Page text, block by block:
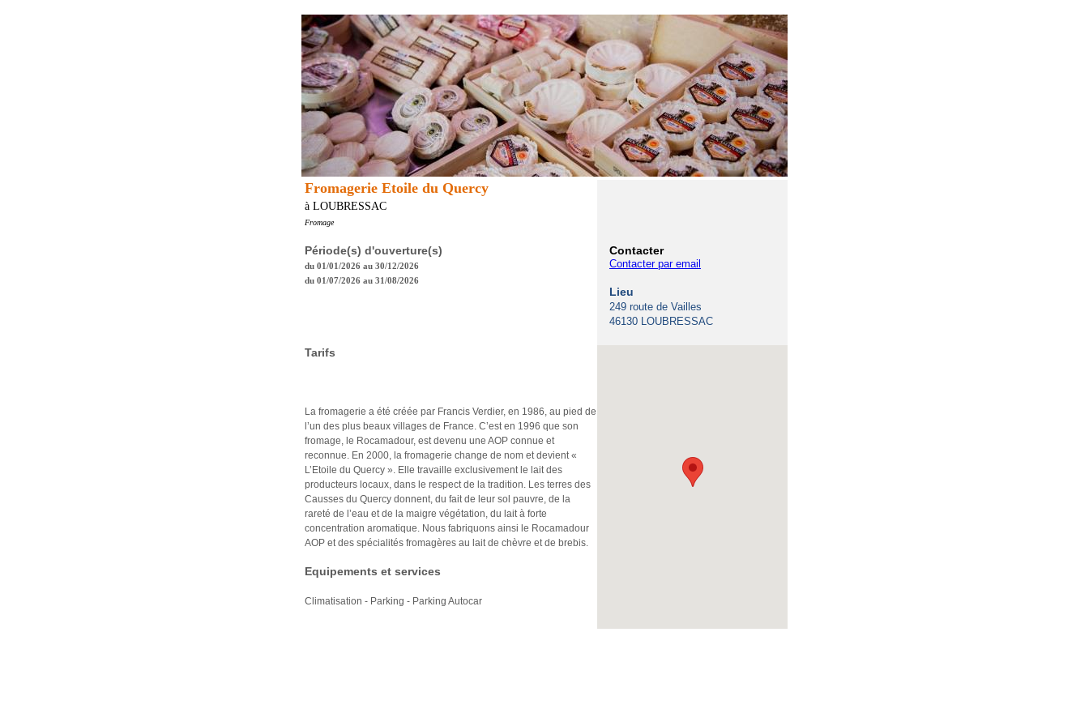
Fromagerie Etoile du Quercy
à LOUBRESSAC
Fromage
Période(s) d'ouverture(s)
du 01/01/2026 au 30/12/2026
du 01/07/2026 au 31/08/2026
Contacter
Contacter par email
Lieu
249 route de Vailles
46130 LOUBRESSAC
Tarifs
La fromagerie a été créée par Francis Verdier, en 1986, au pied de
l’un des plus beaux villages de France. C’est en 1996 que son
fromage, le Rocamadour, est devenu une AOP connue et
reconnue. En 2000, la fromagerie change de nom et devient «
L’Etoile du Quercy ». Elle travaille exclusivement le lait des
producteurs locaux, dans le respect de la tradition. Les terres des
Causses du Quercy donnent, du fait de leur sol pauvre, de la
rareté de l’eau et de la maigre végétation, du lait à forte
concentration aromatique. Nous fabriquons ainsi le Rocamadour
AOP et des spécialités fromagères au lait de chèvre et de brebis.
Equipements et services
Climatisation - Parking - Parking Autocar